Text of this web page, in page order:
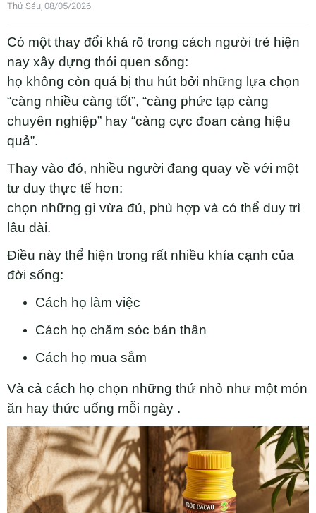
Thứ Sáu, 08/05/2026
Có một thay đổi khá rõ trong cách người trẻ hiện
nay xây dựng thói quen sống:
họ không còn quá bị thu hút bởi những lựa chọn
“càng nhiều càng tốt”, “càng phức tạp càng
chuyên nghiệp” hay “càng cực đoan càng hiệu
quả”.
Thay vào đó, nhiều người đang quay về với một
tư duy thực tế hơn:
chọn những gì vừa đủ, phù hợp và có thể duy trì
lâu dài.
Điều này thể hiện trong rất nhiều khía cạnh của
đời sống:
Cách họ làm việc
Cách họ chăm sóc bản thân
Cách họ mua sắm
Và cả cách họ chọn những thứ nhỏ như một món
ăn hay thức uống mỗi ngày .